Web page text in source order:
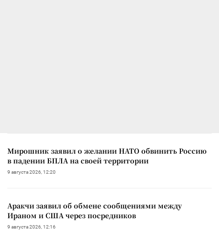
Мирошник заявил о желании НАТО обвинить Россию
в падении БПЛА на своей территории
9 августа 2026, 12:20
Аракчи заявил об обмене сообщениями между
Ираном и США через посредников
9 августа 2026, 12:16